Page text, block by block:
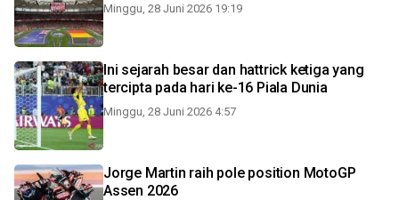
Minggu, 28 Juni 2026 19:19
Ini sejarah besar dan hattrick ketiga yang
tercipta pada hari ke-16 Piala Dunia
Minggu, 28 Juni 2026 4:57
Jorge Martin raih pole position MotoGP
Assen 2026